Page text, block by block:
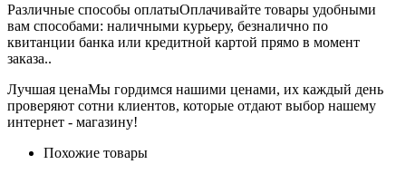
Различные способы оплатыОплачивайте товары удобными
вам способами: наличными курьеру, безналично по
квитанции банка или кредитной картой прямо в момент
заказа..
Лучшая ценаМы гордимся нашими ценами, их каждый день
проверяют сотни клиентов, которые отдают выбор нашему
интернет - магазину!
Похожие товары